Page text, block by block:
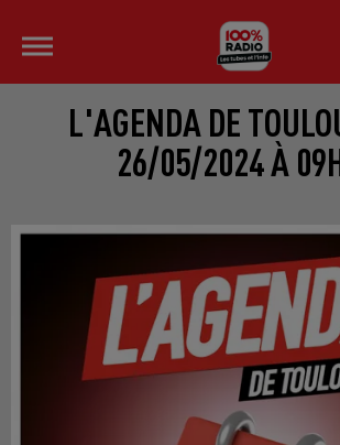
L'AGENDA DE
26/05/2024 À